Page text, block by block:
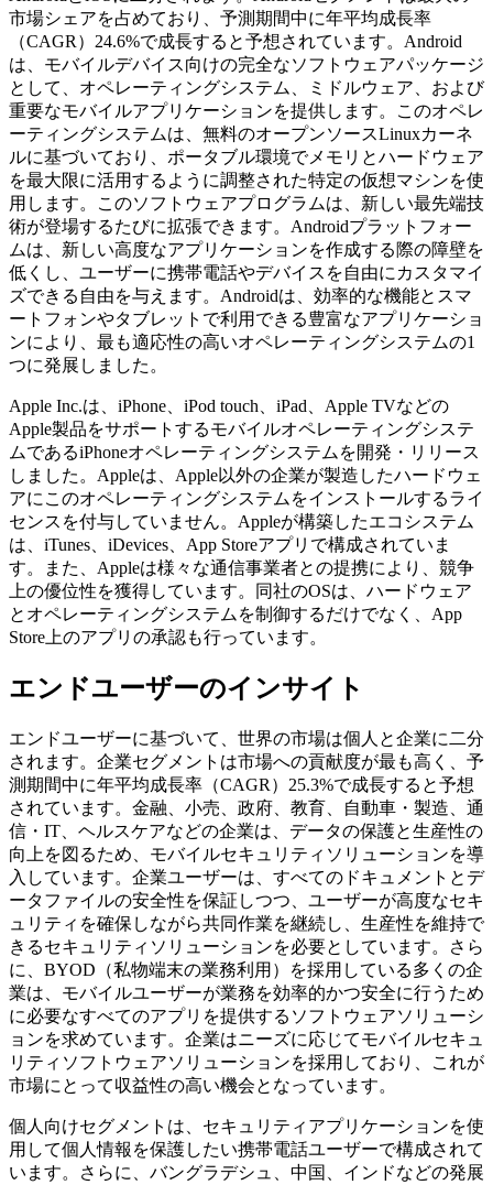
市場シェアを占めており、予測期間中に年平均成長率
（CAGR）24.6%で成長すると予想されています。Android
は、モバイルデバイス向けの完全なソフトウェアパッケージ
として、オペレーティングシステム、ミドルウェア、および
重要なモバイルアプリケーションを提供します。このオペレ
ーティングシステムは、無料のオープンソースLinuxカーネ
ルに基づいており、ポータブル環境でメモリとハードウェア
を最大限に活用するように調整された特定の仮想マシンを使
用します。このソフトウェアプログラムは、新しい最先端技
術が登場するたびに拡張できます。Androidプラットフォー
ムは、新しい高度なアプリケーションを作成する際の障壁を
低くし、ユーザーに携帯電話やデバイスを自由にカスタマイ
ズできる自由を与えます。Androidは、効率的な機能とスマ
ートフォンやタブレットで利用できる豊富なアプリケーショ
ンにより、最も適応性の高いオペレーティングシステムの1
つに発展しました。
Apple Inc.は、iPhone、iPod touch、iPad、Apple TVなどの
Apple製品をサポートするモバイルオペレーティングシステ
ムであるiPhoneオペレーティングシステムを開発・リリース
しました。Appleは、Apple以外の企業が製造したハードウェ
アにこのオペレーティングシステムをインストールするライ
センスを付与していません。Appleが構築したエコシステム
は、iTunes、iDevices、App Storeアプリで構成されていま
す。また、Appleは様々な通信事業者との提携により、競争
上の優位性を獲得しています。同社のOSは、ハードウェア
とオペレーティングシステムを制御するだけでなく、App
Store上のアプリの承認も行っています。
エンドユーザーのインサイト
エンドユーザーに基づいて、世界の市場は個人と企業に二分
されます。企業セグメントは市場への貢献度が最も高く、予
測期間中に年平均成長率（CAGR）25.3%で成長すると予想
されています。金融、小売、政府、教育、自動車・製造、通
信・IT、ヘルスケアなどの企業は、データの保護と生産性の
向上を図るため、モバイルセキュリティソリューションを導
入しています。企業ユーザーは、すべてのドキュメントとデ
ータファイルの安全性を保証しつつ、ユーザーが高度なセキ
ュリティを確保しながら共同作業を継続し、生産性を維持で
きるセキュリティソリューションを必要としています。さら
に、BYOD（私物端末の業務利用）を採用している多くの企
業は、モバイルユーザーが業務を効率的かつ安全に行うため
に必要なすべてのアプリを提供するソフトウェアソリューシ
ョンを求めています。企業はニーズに応じてモバイルセキュ
リティソフトウェアソリューションを採用しており、これが
市場にとって収益性の高い機会となっています。
個人向けセグメントは、セキュリティアプリケーションを使
用して個人情報を保護したい携帯電話ユーザーで構成されて
います。さらに、バングラデシュ、中国、インドなどの発展